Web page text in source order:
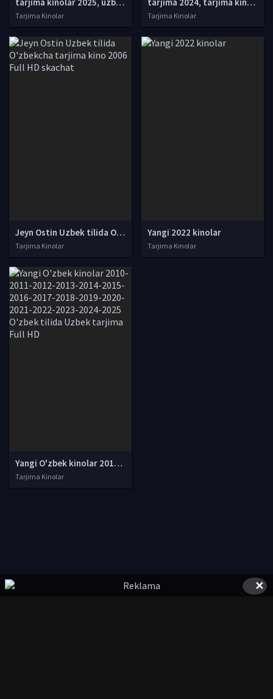
Tarjima Kinolar Tarjima Kinolar
Jeyn Ostin Uzbek tilida O'zbekcha tarjima kino 2006 Full HD skachat
Tarjima Kinolar
Yangi 2022 kinolar
Tarjima Kinolar
Yangi O'zbek kinolar 2010-2011-2012-2013-2014-2015-2016-2017-2018-2019-2020-2021-2022-2023-2024-2025 O'zbek tilida Uzbek tarjima Full HD
Tarjima Kinolar
✕